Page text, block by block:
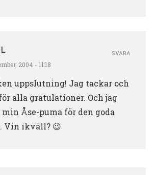
2004 - 11:18
uppslutning! Jag tackar och
alla gratulationer. Och jag
Åse-puma för den goda
Vin ikväll? 😉
SVARA